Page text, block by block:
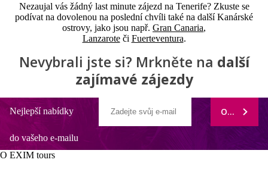
Nezaujal vás žádný last minute zájezd na Tenerife? Zkuste se
podívat na dovolenou na poslední chvíli také na další Kanárské
ostrovy, jako jsou např. Gran Canaria,
Lanzaroteči Fuerteventura.
Nevybrali jste si? Mrkněte na další
zajímavé zájezdy
Nejlepší nabídky
do vašeho e-mailu
ODEBÍRAT
O EXIM tours